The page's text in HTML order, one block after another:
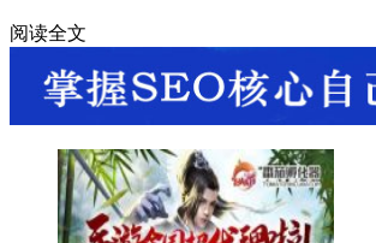
阅读全文